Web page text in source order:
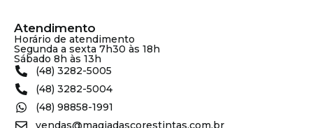
Atendimento
Horário de atendimento
Segunda a sexta 7h30 às 18h
Sábado 8h às 13h
(48) 3282-5005
(48) 3282-5004
(48) 98858-1991
vendas@magiadascorestintas.com.br